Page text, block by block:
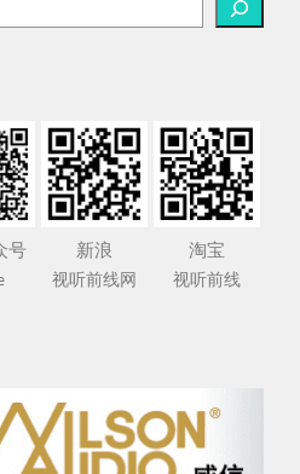
号 新浪
视听前线网
淘宝
视听前线